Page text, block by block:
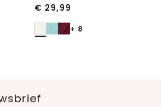
€ 29,99
+ 8